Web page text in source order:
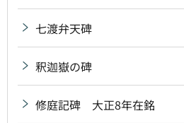
七渡弁天碑
釈迦嶽の碑
修庭記碑 大正8年在銘